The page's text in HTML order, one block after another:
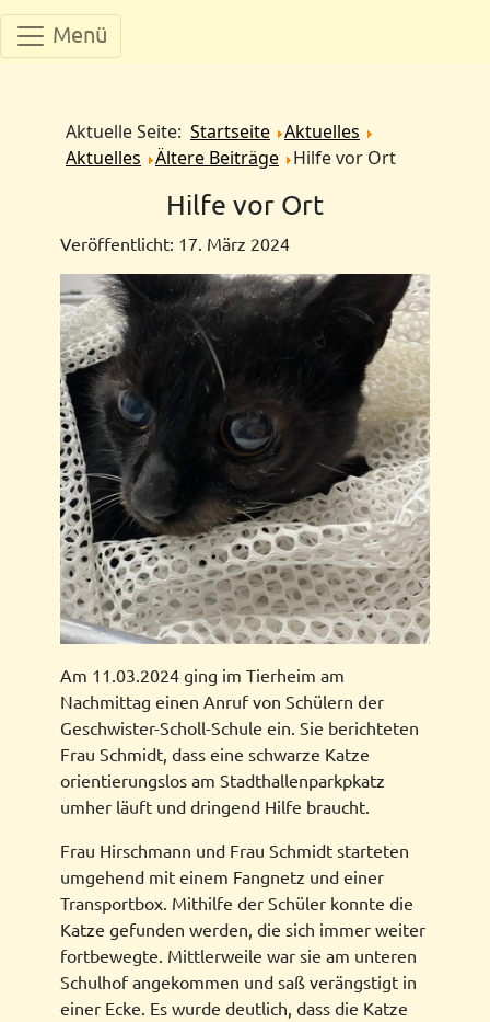
Menü
Aktuelle Seite: Startseite Aktuelles
Aktuelles
Ältere Beiträge Hilfe vor Ort
Hilfe vor Ort
Veröffentlicht: 17. März 2024
Am 11.03.2024 ging im Tierheim am
Nachmittag einen Anruf von Schülern der
Geschwister-Scholl-Schule ein. Sie berichteten
Frau Schmidt, dass eine schwarze Katze
orientierungslos am Stadthallenparkpkatz
umher läuft und dringend Hilfe braucht.
Frau Hirschmann und Frau Schmidt starteten
umgehend mit einem Fangnetz und einer
Transportbox. Mithilfe der Schüler konnte die
Katze gefunden werden, die sich immer weiter
fortbewegte. Mittlerweile war sie am unteren
Schulhof angekommen und saß verängstigt in
einer Ecke. Es wurde deutlich, dass die Katze